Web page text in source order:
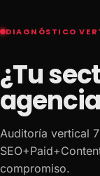
DIAGNÓSTICO
¿Tu
Auditoría vertical
compromiso.